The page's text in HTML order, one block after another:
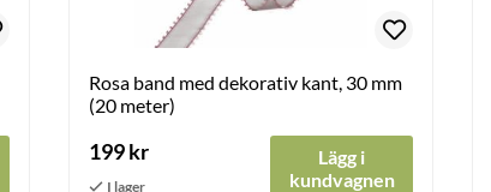
Rosa band med dekorativ kant, 30 mm
(20 meter)
199 kr
Lägg i
kundvagnen